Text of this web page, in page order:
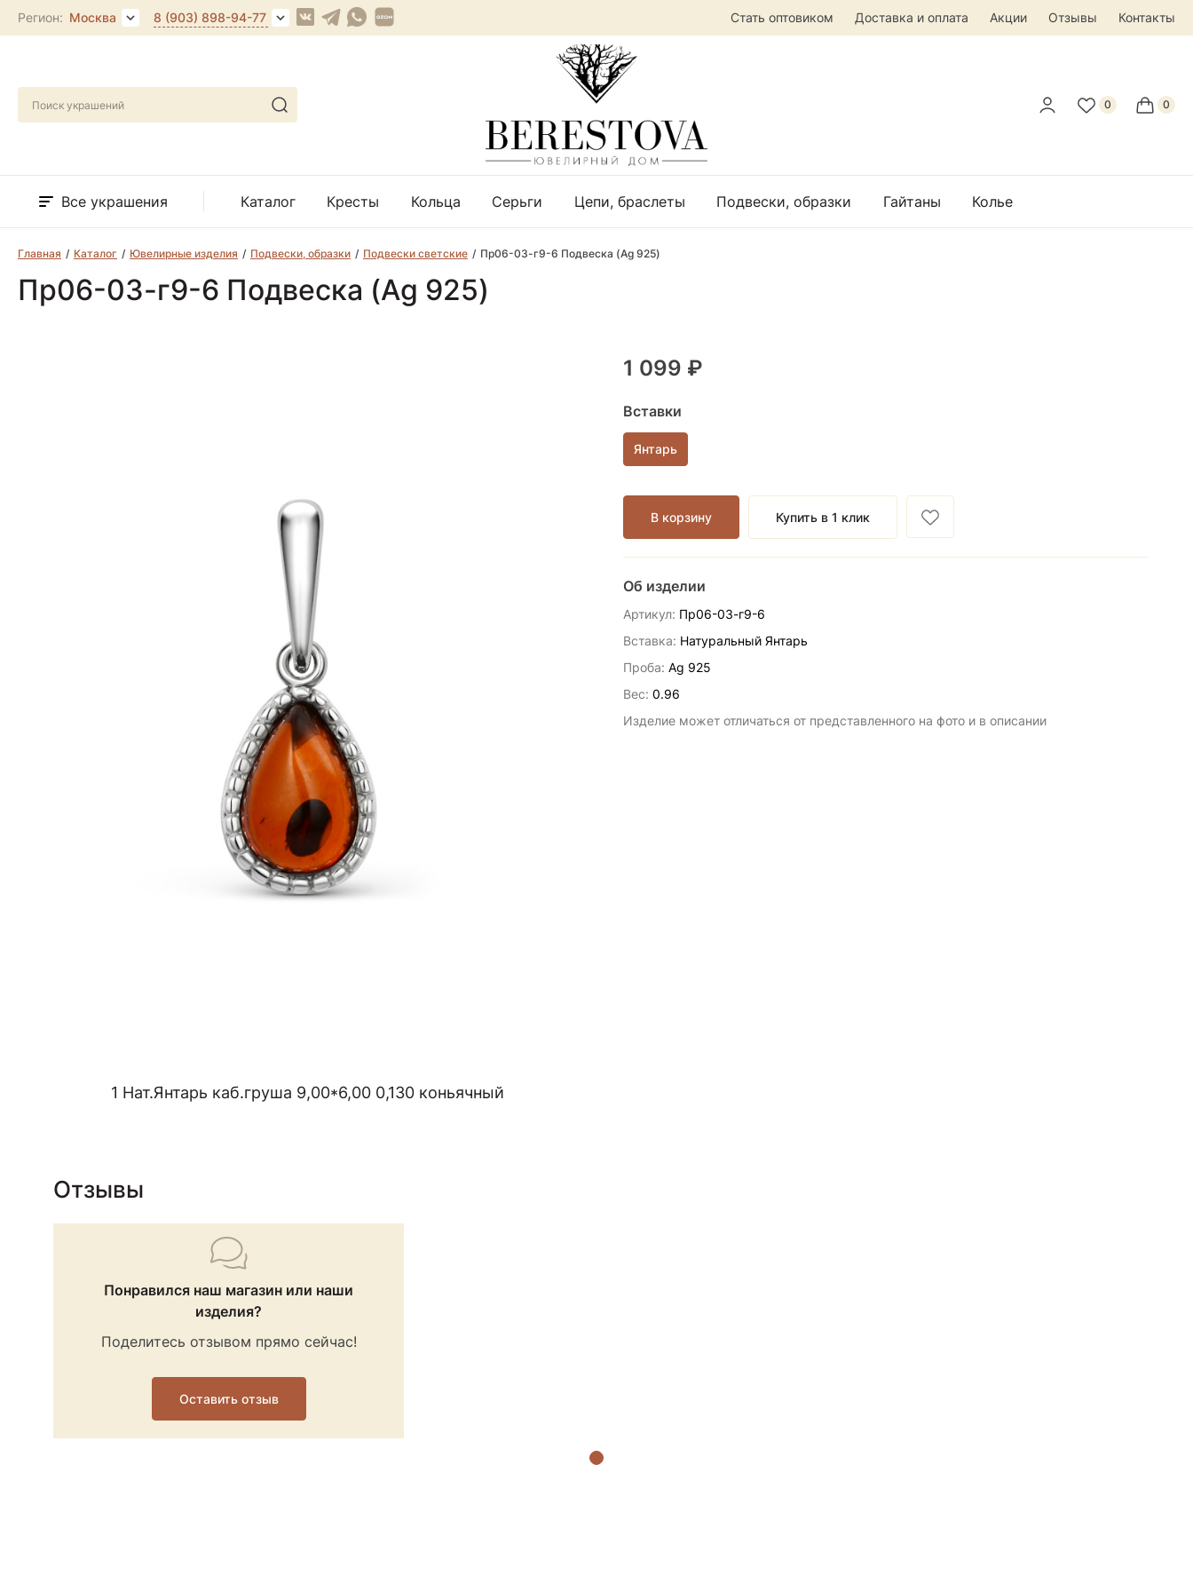
Регион: Москва 8 (903) 898-94-77 Стать оптовиком Доставка и оплата Акции Отзывы Контакты
Все украшения Каталог Кресты Кольца Серьги Цепи, браслеты Подвески, образки Гайтаны Колье
Главная Каталог Ювелирные изделия Подвески, образки Подвески светские Пр06-03-г9-6 Подвеска (Ag 925)
Пр06-03-г9-6 Подвеска (Ag 925)
1 Нат.Янтарь каб.груша 9,00*6,00 0,130 коньячный
1 099 ₽
Вставки
Янтарь
В корзину Купить в 1 клик
Об изделии
Артикул: Пр06-03-г9-6
Вставка: Натуральный Янтарь
Проба: Ag 925
Вес: 0.96
Изделие может отличаться от представленного на фото и в описании
Отзывы
Понравился наш магазин или наши
изделия?
Поделитесь отзывом прямо сейчас!
Оставить отзыв